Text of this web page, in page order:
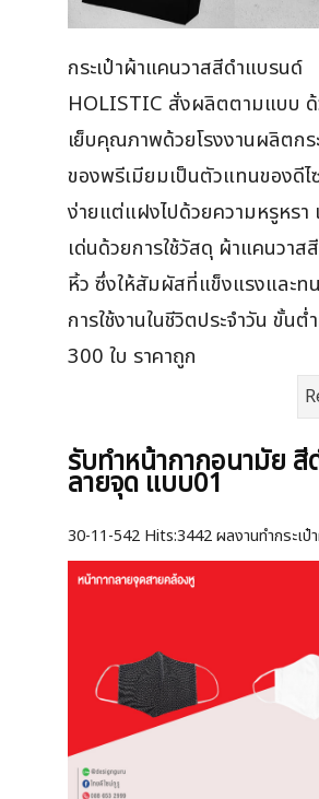
กระเป๋าผ้าแคนวาสสีดำแบรนด์
HOLISTIC สั่งผลิตตามแบบ
เย็บคุณภาพด้วยโรงงานผลิตกร
ของพรีเมียมเป็นตัวแทนของดีไ
ง่ายแต่แฝงไปด้วยความหรูหรา
เด่นด้วยการใช้วัสดุ ผ้าแคนวาส
หิ้ว ซึ่งให้สัมผัสที่แข็งแรงและท
การใช้งานในชีวิตประจำวัน ขั้นต่
300 ใบ ราคาถูก
รับทำหน้ากากอนามัย สี
ลายจุด แบบ01
30-11-542 Hits:3442 ผลงานทำกระเป๋